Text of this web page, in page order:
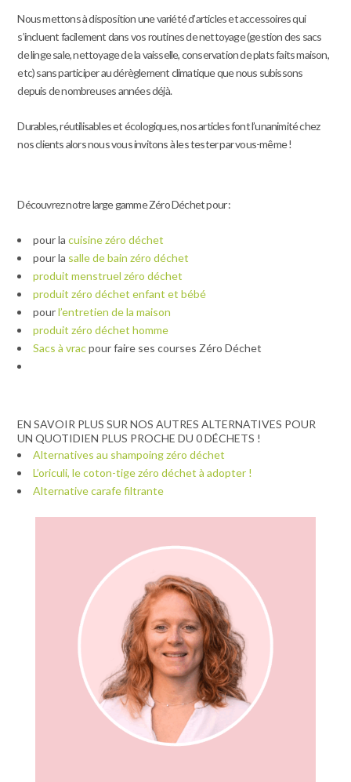
Nous mettons à disposition une variété d’articles et accessoires qui
s’incluent facilement dans vos routines de nettoyage (gestion des sacs
de linge sale, nettoyage de la vaisselle, conservation de plats faits maison,
etc) sans participer au dérèglement climatique que nous subissons
depuis de nombreuses années déjà.
Durables, réutilisables et écologiques, nos articles font l’unanimité chez
nos clients alors nous vous invitons à les tester par vous-même !
Découvrez notre large gamme Zéro Déchet pour :
pour lacuisine zéro déchet
pour la salle de bain zéro déchet
produit menstruel zéro déchet
produit zéro déchet enfant et bébé
pourl’entretien de la maison
produit zéro déchet homme
Sacs à vracpour faire ses courses Zéro Déchet
EN SAVOIR PLUS SUR NOS AUTRES ALTERNATIVES POUR
UN QUOTIDIEN PLUS PROCHE DU 0 DÉCHETS !
Alternatives au shampoing zéro déchet
L’oriculi, le coton-tige zéro déchet à adopter !
Alternative carafe filtrante